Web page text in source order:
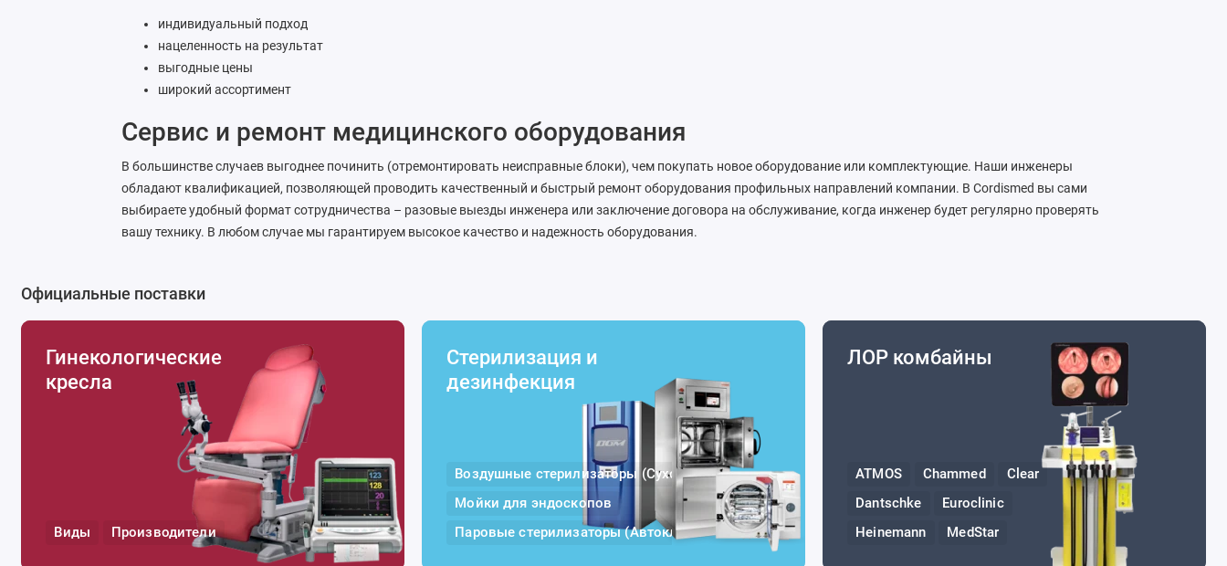
индивидуальный подход
нацеленность на результат
выгодные цены
широкий ассортимент
Сервис и ремонт медицинского оборудования
В большинстве случаев выгоднее починить (отремонтировать неисправные блоки), чем покупать новое оборудование или комплектующие. Наши инженеры
обладают квалификацией, позволяющей проводить качественный и быстрый ремонт оборудования профильных направлений компании. В Cordismed вы сами
выбираете удобный формат сотрудничества – разовые выезды инженера или заключение договора на обслуживание, когда инженер будет регулярно проверять
вашу технику. В любом случае мы гарантируем высокое качество и надежность оборудования.
Официальные поставки
Гинекологические
кресла
Виды Производители
Стерилизация и
дезинфекция
Воздушные стерилизаторы (Сухожары)
Мойки для эндоскопов
Паровые стерилизаторы (Автоклавы)
ЛОР комбайны
ATMOS Chammed
Clear
Dantschke
Euroclinic
Heinemann
MedStar